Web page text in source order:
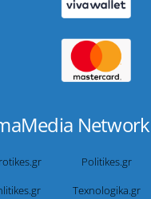
Network
Politikes.gr
Texnologika.gr